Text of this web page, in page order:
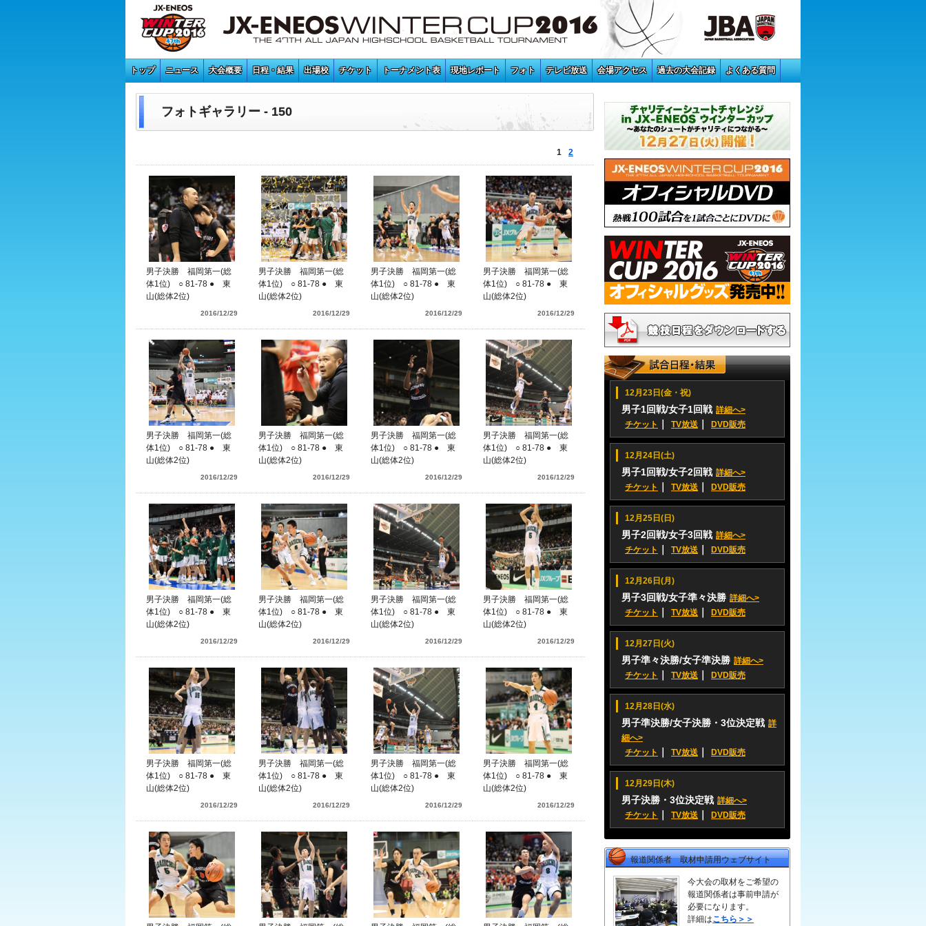
トップ ニュース 大会概要 日程・結果 出場校 チケット トーナメント表 現地レポート フォト テレビ放送 会場アクセス 過去の大会記録 よくある質問
フォトギャラリー - 150
1 2
男子決勝 福岡第一(総
体1位) ○ 81-78 ● 東
山(総体2位)
2016/12/29
男子決勝 福岡第一(総
体1位) ○ 81-78 ● 東
山(総体2位)
2016/12/29
男子決勝 福岡第一(総
体1位) ○ 81-78 ● 東
山(総体2位)
2016/12/29
男子決勝 福岡第一(総
体1位) ○ 81-78 ● 東
山(総体2位)
2016/12/29
男子決勝 福岡第一(総
体1位) ○ 81-78 ● 東
山(総体2位)
2016/12/29
男子決勝 福岡第一(総
体1位) ○ 81-78 ● 東
山(総体2位)
2016/12/29
男子決勝 福岡第一(総
体1位) ○ 81-78 ● 東
山(総体2位)
2016/12/29
男子決勝 福岡第一(総
体1位) ○ 81-78 ● 東
山(総体2位)
2016/12/29
男子決勝 福岡第一(総
体1位) ○ 81-78 ● 東
山(総体2位)
2016/12/29
男子決勝 福岡第一(総
体1位) ○ 81-78 ● 東
山(総体2位)
2016/12/29
男子決勝 福岡第一(総
体1位) ○ 81-78 ● 東
山(総体2位)
2016/12/29
男子決勝 福岡第一(総
体1位) ○ 81-78 ● 東
山(総体2位)
2016/12/29
男子決勝 福岡第一(総
体1位) ○ 81-78 ● 東
山(総体2位)
2016/12/29
男子決勝 福岡第一(総
体1位) ○ 81-78 ● 東
山(総体2位)
2016/12/29
男子決勝 福岡第一(総
体1位) ○ 81-78 ● 東
山(総体2位)
2016/12/29
男子決勝 福岡第一(総
体1位) ○ 81-78 ● 東
山(総体2位)
2016/12/29
12月23日(金・祝)
男子1回戦/女子1回戦 詳細へ>
チケット
TV放送 DVD販売
12月24日(土)
男子1回戦/女子2回戦 詳細へ>
チケット
TV放送 DVD販売
12月25日(日)
男子2回戦/女子3回戦 詳細へ>
チケット
TV放送 DVD販売
12月26日(月)
男子3回戦/女子準々決勝 詳細へ>
チケット
TV放送 DVD販売
12月27日(火)
男子準々決勝/女子準決勝 詳細へ>
チケット
TV放送 DVD販売
12月28日(水)
男子準決勝/女子決勝・3位決定戦 詳
細へ>
チケット
TV放送 DVD販売
12月29日(木)
男子決勝・3位決定戦 詳細へ>
チケット
TV放送 DVD販売
報道関係者 取材申請用ウェブサイト
今大会の取材をご希望の
報道関係者は事前申請が
必要になります。
詳細はこちら＞＞